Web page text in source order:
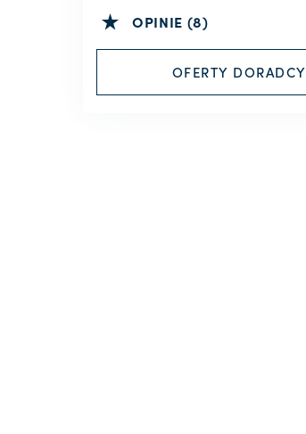
OPINIE (8)
OFERTY DORADCY